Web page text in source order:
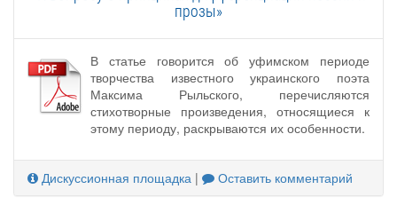
прозы»
В статье говорится об уфимском периоде
творчества известного украинского поэта
Максима Рыльского, перечисляются
стихотворные произведения, относящиеся к
этому периоду, раскрываются их особенности.
Дискуссионная площадка | Оставить комментарий